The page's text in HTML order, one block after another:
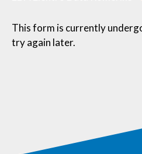
This form is currently
try again later.